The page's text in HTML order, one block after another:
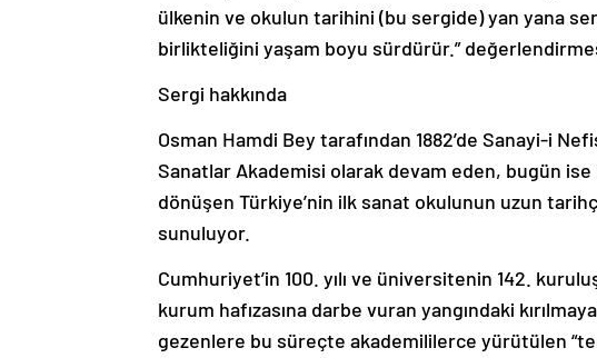
ülkenin ve okulun tarihini (bu sergide) yan yana
birlikteliğini yaşam boyu sürdürür.”
Sergi hakkında
Osman Hamdi Bey tarafından 1882’de Sanayi-i
Sanatlar Akademisi olarak devam eden, bugün
dönüşen Türkiye’nin ilk sanat okulunun uzun
sunuluyor.
Cumhuriyet’in 100. yılı ve üniversitenin 142.
kurum hafızasına darbe vuran yangındaki
gezenlere bu süreçte akademililerce yürütülen